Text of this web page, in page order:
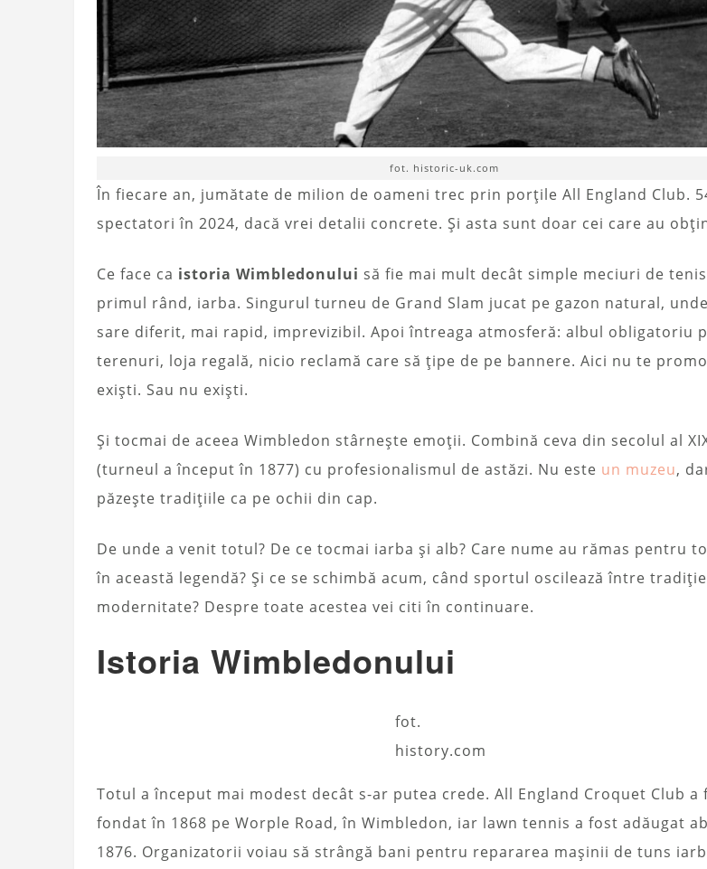
fot. historic-uk.com
În fiecare an, jumătate de milion de oameni trec prin porțile All England Club.
spectatori în 2024, dacă vrei detalii concrete. Și asta sunt doar cei care au
Ce face ca istoria Wimbledonului să fie mai mult decât simple meciuri de
primul rând, iarba. Singurul turneu de Grand Slam jucat pe gazon natural,
sare diferit, mai rapid, imprevizibil. Apoi întreaga atmosferă: albul obligatoriu
terenuri, loja regală, nicio reclamă care să țipe de pe bannere. Aici nu te
exiști. Sau nu exiști.
Și tocmai de aceea Wimbledon stârnește emoții. Combină ceva din secolul al
(turneul a început în 1877) cu profesionalismul de astăzi. Nu este un muzeu,
păzește tradițiile ca pe ochii din cap.
De unde a venit totul? De ce tocmai iarba și alb? Care nume au rămas pentru
în această legendă? Și ce se schimbă acum, când sportul oscilează între
modernitate? Despre toate acestea vei citi în continuare.
Istoria Wimbledonului
fot.
history.com
Totul a început mai modest decât s-ar putea crede. All England Croquet Club a
fondat în 1868 pe Worple Road, în Wimbledon, iar lawn tennis a fost adăugat
1876. Organizatorii voiau să strângă bani pentru repararea mașinii de tuns